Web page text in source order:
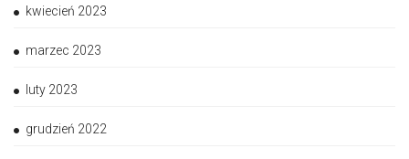
kwiecień 2023
marzec 2023
luty 2023
grudzień 2022